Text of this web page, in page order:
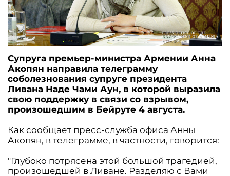
Супруга премьер-министра Армении Анна
Акопян направила телеграмму
соболезнования супруге президента
Ливана Наде Чами Аун, в которой выразила
свою поддержку в связи со взрывом,
произошедшим в Бейруте 4 августа.
Как сообщает пресс-служба офиса Анны
Акопян, в телеграмме, в частности, говорится:
"Глубоко потрясена этой большой трагедией,
произошедшей в Ливане. Разделяю с Вами